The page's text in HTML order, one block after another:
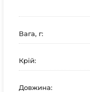
Вага, г:
Крій:
Довжина: